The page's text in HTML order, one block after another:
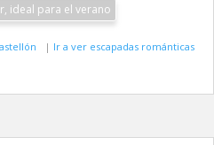
ideal para el verano
Castellón | Ir a ver escapadas románticas